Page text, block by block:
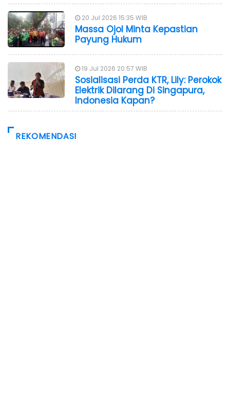
20 Jul 2026 15:35 WIB
Massa Ojol Minta Kepastian
Payung Hukum
19 Jul 2026 20:57 WIB
Sosialisasi Perda KTR, Lily: Perokok
Elektrik Dilarang Di Singapura,
Indonesia Kapan?
REKOMENDASI